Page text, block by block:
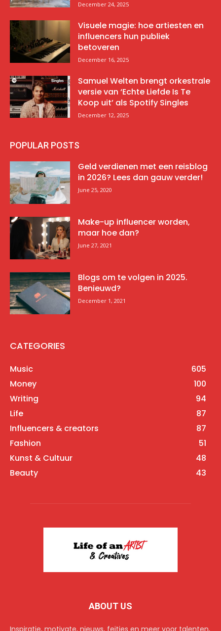
December 24, 2025
Visuele magie: hoe artiesten en
influencers hun publiek
betoveren
December 16, 2025
Samuel Welten brengt orkestrale
versie van ‘Echte Liefde Is Te
Koop uit’ als Spotify Singles
December 12, 2025
POPULAR POSTS
Geld verdienen met een reisblog
in 2026? Lees dan gauw verder!
June 25, 2020
Make-up influencer worden,
maar hoe dan?
June 27, 2021
Blogs om te volgen in 2025.
Benieuwd?
December 1, 2021
CATEGORIES
Music
605
Money
100
Writing
94
Life
87
Influencers & creators
87
Fashion
51
Kunst & Cultuur
48
Beauty
43
ABOUT US